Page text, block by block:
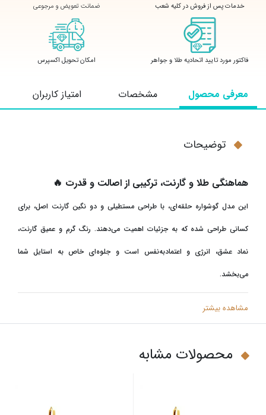
خدمات پس از فروش در کلیه شعب ضمانت تعویض و مرجوعی
فاکتور مورد تایید اتحادیه طلا و جواهر امکان تحویل اکسپرس
معرفی محصول مشخصات امتیاز کاربران
توضیحات
هماهنگی طلا و گارنت، ترکیبی از اصالت و قدرت 🔥
این مدل گوشواره حلقه‌ای، با طراحی مستطیلی و دو نگین گارنت اصل، برای
کسانی طراحی شده که به جزئیات اهمیت می‌دهند. رنگ گرم و عمیق گارنت،
نماد عشق، انرژی و اعتمادبه‌نفس است و جلوه‌ای خاص به استایل شما
می‌بخشد.
مشاهده بیشتر
محصولات مشابه